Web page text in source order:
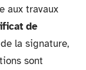
aux travaux
de
la signature,
sont